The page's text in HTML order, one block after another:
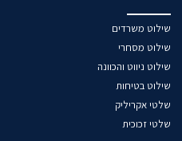
שילוט משרדים
שילוט מסחרי
שילוט ניווט והכוונה
שילוט בטיחות
שלטי אקריליק
שלטי זכוכית